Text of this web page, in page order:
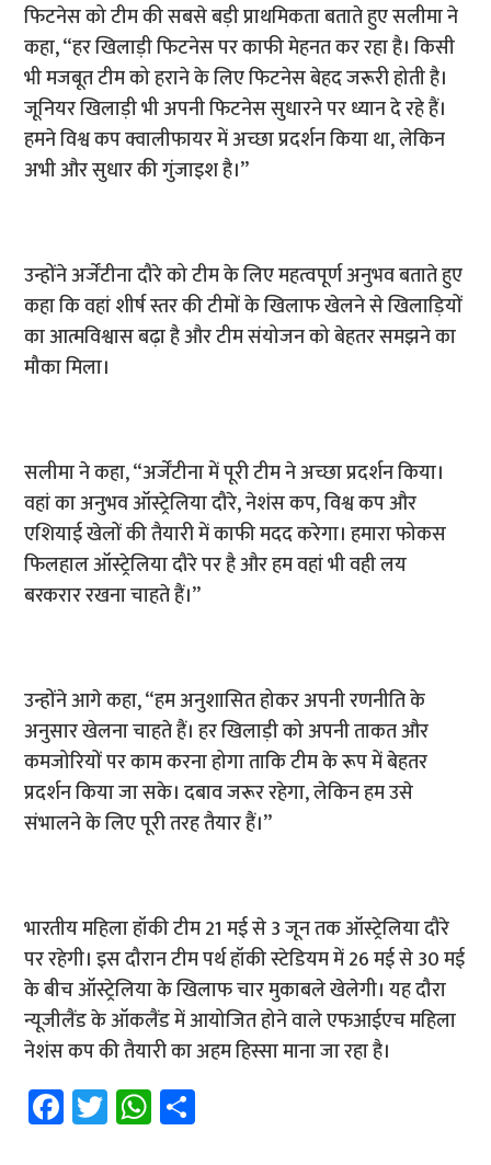
फिटनेस को टीम की सबसे बड़ी प्राथमिकता बताते हुए सलीमा ने
कहा, “हर खिलाड़ी फिटनेस पर काफी मेहनत कर रहा है। किसी
भी मजबूत टीम को हराने के लिए फिटनेस बेहद जरूरी होती है।
जूनियर खिलाड़ी भी अपनी फिटनेस सुधारने पर ध्यान दे रहे हैं।
हमने विश्व कप क्वालीफायर में अच्छा प्रदर्शन किया था, लेकिन
अभी और सुधार की गुंजाइश है।”
उन्होंने अर्जेंटीना दौरे को टीम के लिए महत्वपूर्ण अनुभव बताते हुए
कहा कि वहां शीर्ष स्तर की टीमों के खिलाफ खेलने से खिलाड़ियों
का आत्मविश्वास बढ़ा है और टीम संयोजन को बेहतर समझने का
मौका मिला।
सलीमा ने कहा, “अर्जेंटीना में पूरी टीम ने अच्छा प्रदर्शन किया।
वहां का अनुभव ऑस्ट्रेलिया दौरे, नेशंस कप, विश्व कप और
एशियाई खेलों की तैयारी में काफी मदद करेगा। हमारा फोकस
फिलहाल ऑस्ट्रेलिया दौरे पर है और हम वहां भी वही लय
बरकरार रखना चाहते हैं।”
उन्होंने आगे कहा, “हम अनुशासित होकर अपनी रणनीति के
अनुसार खेलना चाहते हैं। हर खिलाड़ी को अपनी ताकत और
कमजोरियों पर काम करना होगा ताकि टीम के रूप में बेहतर
प्रदर्शन किया जा सके। दबाव जरूर रहेगा, लेकिन हम उसे
संभालने के लिए पूरी तरह तैयार हैं।”
भारतीय महिला हॉकी टीम 21 मई से 3 जून तक ऑस्ट्रेलिया दौरे
पर रहेगी। इस दौरान टीम पर्थ हॉकी स्टेडियम में 26 मई से 30 मई
के बीच ऑस्ट्रेलिया के खिलाफ चार मुकाबले खेलेगी। यह दौरा
न्यूजीलैंड के ऑकलैंड में आयोजित होने वाले एफआईएच महिला
नेशंस कप की तैयारी का अहम हिस्सा माना जा रहा है।
Fa
ce
T
wi
W
h